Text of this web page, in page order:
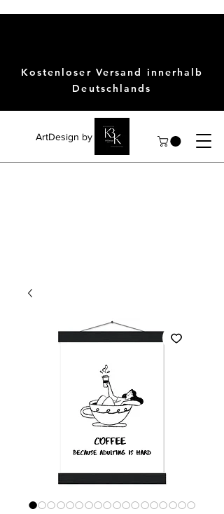
ArtDesign by KBK
Kostenloser Versand innerhalb
Deutschlands